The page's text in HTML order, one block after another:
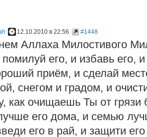
12.10.2010 в 22:56 #1448
Аллаха Милостивого
помилуй его, и избавь его,
приём, и сделай
снегом и градом, и
как очищаешь Ты от
его дома, и семью
его в рай, и защити